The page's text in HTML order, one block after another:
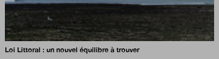
Loi Littoral : un nouvel équilibre à trouver